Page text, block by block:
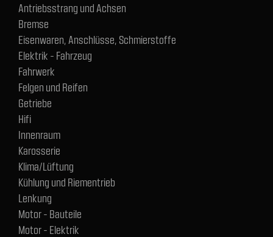
Antriebsstrang und Achsen
Bremse
Eisenwaren, Anschlüsse, Schmierstoffe
Elektrik - Fahrzeug
Fahrwerk
Felgen und Reifen
Getriebe
Hifi
Innenraum
Karosserie
Klima/Lüftung
Kühlung und Riementrieb
Lenkung
Motor - Bauteile
Motor - Elektrik